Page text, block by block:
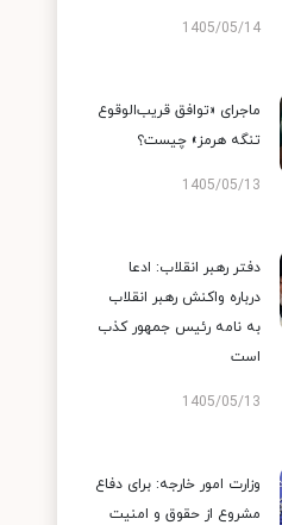
1405/05/14
ماجرای «توافق قریب‌الوقوع
تنگه هرمز» چیست؟
1405/05/13
دفتر رهبر انقلاب: ادعا
درباره واکنش رهبر انقلاب
به نامه رئیس جمهور کذب
است
1405/05/13
وزارت امور خارجه: برای دفاع
مشروع از حقوق و امنیت